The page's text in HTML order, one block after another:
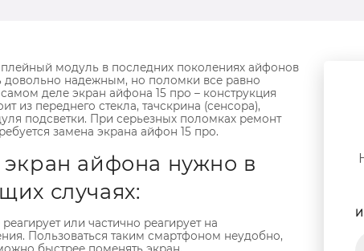
модуль в последних поколениях айфонов
довольно надежным, но поломки все равно
деле экран айфона 15 про – конструкция
из переднего стекла, тачскрина (сенсора),
подсветки. При серьезных поломках ремонт
замена экрана айфон 15 про.
айфона нужно в
случаях:
или частично реагирует на
Пользоваться таким смартфоном неудобно,